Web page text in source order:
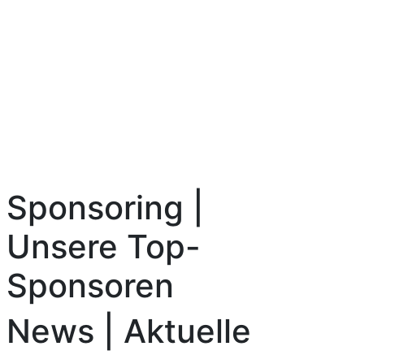
Sponsoring |
Unsere Top-
Sponsoren
News | Aktuelle